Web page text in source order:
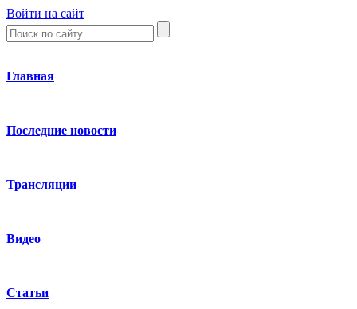
Войти на сайт
Главная
Последние новости
Трансляции
Видео
Статьи